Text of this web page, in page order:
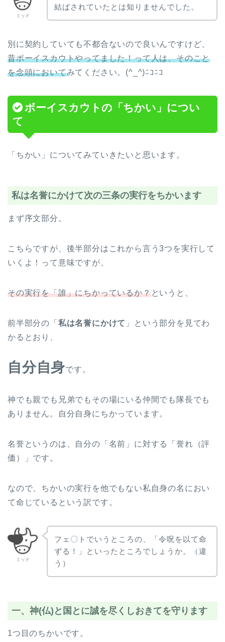
ミッド
結ばされていたとは知りませんでした。
別に契約していても不都合ないので良いんですけど、
昔ボーイスカウトやってました！って人は、そのこと
を念頭においてみてください。(^_^)ﾆｺﾆｺ
ボーイスカウトの「ちかい」につい
て
「ちかい」についてみていきたいと思います。
私は名誉にかけて次の三条の実行をちかいます
まず序文部分。
こちらですが、後半部分はこれから言う3つを実行して
いくよ！って意味ですが、
その実行を「誰」にちかっているか？というと、
前半部分の「 私は名誉にかけて 」という部分を見てわ
かるとおり、
自分自身です。
神でも親でも兄弟でもその場にいる仲間でも隊長でも
ありません。自分自身にちかっています。
名誉というのは、自分の「名前」に対する「誉れ（評
価）」です。
なので、ちかいの実行を他でもない私自身の名におい
て命じているという訳です。
ミッド
フェ〇トでいうところの、「令呪を以て命
ずる！」といったところでしょうか。（違
う）
一、神(仏)と国とに誠を尽くしおきてを守ります
1つ目のちかいです。